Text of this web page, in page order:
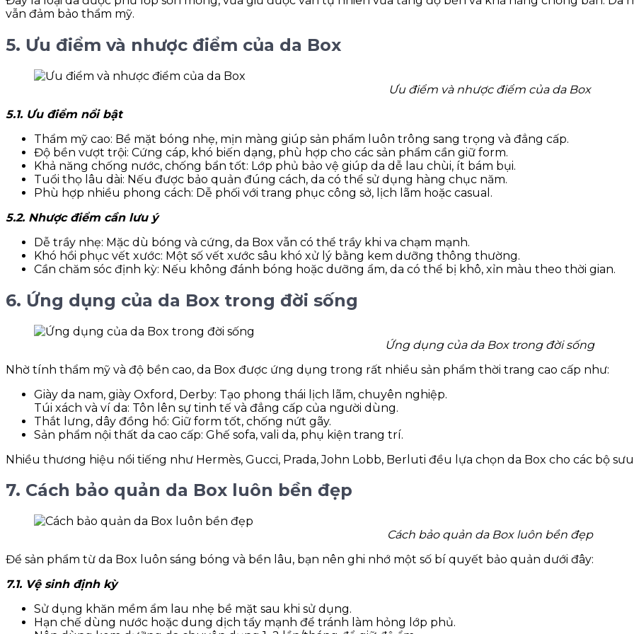
vẫn đảm bảo thẩm mỹ.
5. Ưu điểm và nhược điểm của da Box
Ưu điểm và nhược điểm của da Box
5.1. Ưu điểm nổi bật
Thẩm mỹ cao: Bề mặt bóng nhẹ, mịn màng giúp sản phẩm luôn trông sang trọng và đẳng cấp.
Độ bền vượt trội: Cứng cáp, khó biến dạng, phù hợp cho các sản phẩm cần giữ form.
Khả năng chống nước, chống bẩn tốt: Lớp phủ bảo vệ giúp da dễ lau chùi, ít bám bụi.
Tuổi thọ lâu dài: Nếu được bảo quản đúng cách, da có thể sử dụng hàng chục năm.
Phù hợp nhiều phong cách: Dễ phối với trang phục công sở, lịch lãm hoặc casual.
5.2. Nhược điểm cần lưu ý
Dễ trầy nhẹ: Mặc dù bóng và cứng, da Box vẫn có thể trầy khi va chạm mạnh.
Khó hồi phục vết xước: Một số vết xước sâu khó xử lý bằng kem dưỡng thông thường.
Cần chăm sóc định kỳ: Nếu không đánh bóng hoặc dưỡng ẩm, da có thể bị khô, xỉn màu theo thời gian.
6. Ứng dụng của da Box trong đời sống
Ứng dụng của da Box trong đời sống
Nhờ tính thẩm mỹ và độ bền cao, da Box được ứng dụng trong rất nhiều sản phẩm thời trang cao cấp như:
Giày da nam, giày Oxford, Derby: Tạo phong thái lịch lãm, chuyên nghiệp.
Túi xách và ví da: Tôn lên sự tinh tế và đẳng cấp của người dùng.
Thắt lưng, dây đồng hồ: Giữ form tốt, chống nứt gãy.
Sản phẩm nội thất da cao cấp: Ghế sofa, vali da, phụ kiện trang trí.
Nhiều thương hiệu nổi tiếng như Hermès, Gucci, Prada, John Lobb, Berluti đều lựa chọn da Box cho các bộ
7. Cách bảo quản da Box luôn bền đẹp
Cách bảo quản da Box luôn bền đẹp
Để sản phẩm từ da Box luôn sáng bóng và bền lâu, bạn nên ghi nhớ một số bí quyết bảo quản dưới đây:
7.1. Vệ sinh định kỳ
Sử dụng khăn mềm ẩm lau nhẹ bề mặt sau khi sử dụng.
Hạn chế dùng nước hoặc dung dịch tẩy mạnh để tránh làm hỏng lớp phủ.